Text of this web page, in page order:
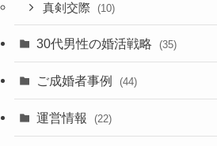
真剣交際 (10)
30代男性の婚活戦略 (35)
ご成婚者事例 (44)
運営情報 (22)